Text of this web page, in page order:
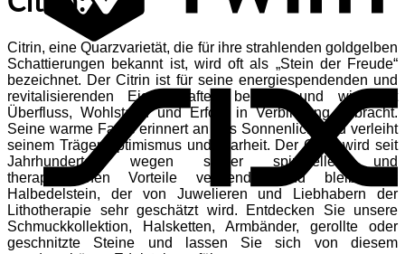
Citrin, eine Quarzvarietät, die für ihre strahlenden goldgelben
Schattierungen bekannt ist, wird oft als „Stein der Freude“
bezeichnet. Der Citrin ist für seine energiespendenden und
revitalisierenden Eigenschaften bekannt und wird mit
Überfluss, Wohlstand und Erfolg in Verbindung gebracht.
Seine warme Farbe erinnert an das Sonnenlicht und verleiht
seinem Träger Optimismus und Klarheit. Der Citrin wird seit
Jahrhunderten wegen seiner spirituellen und
therapeutischen Vorteile verwendet und bleibt ein
Halbedelstein, der von Juwelieren und Liebhabern der
Lithotherapie sehr geschätzt wird. Entdecken Sie unsere
Schmuckkollektion, Halsketten, Armbänder, gerollte oder
geschnitzte Steine und lassen Sie sich von diesem